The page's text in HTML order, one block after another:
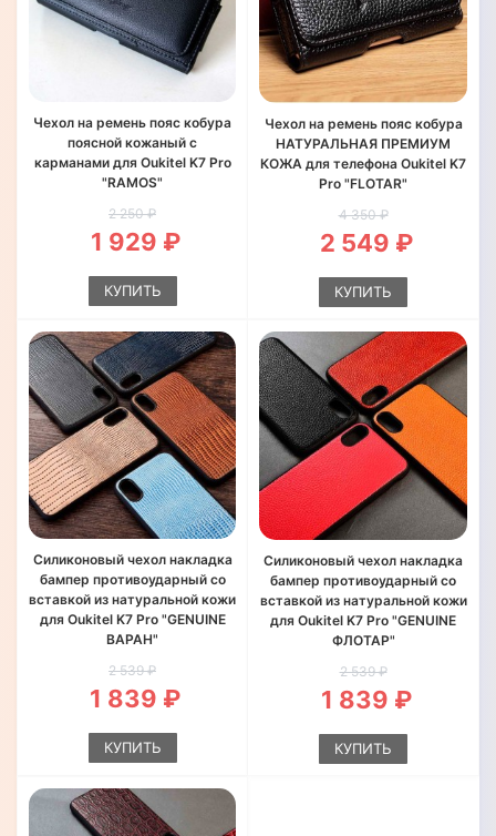
Чехол на ремень пояс кобура
поясной кожаный c
карманами для Oukitel K7 Pro
"RAMOS"
2 250 ₽
1 929 ₽
КУПИТЬ
Чехол на ремень пояс кобура
НАТУРАЛЬНАЯ ПРЕМИУМ
КОЖА для телефона Oukitel K7
Pro "FLOTAR"
4 350 ₽
2 549 ₽
КУПИТЬ
Силиконовый чехол накладка
бампер противоударный со
вставкой из натуральной кожи
для Oukitel K7 Pro "GENUINE
ВАРАН"
2 539 ₽
1 839 ₽
КУПИТЬ
Силиконовый чехол накладка
бампер противоударный со
вставкой из натуральной кожи
для Oukitel K7 Pro "GENUINE
ФЛОТАР"
2 539 ₽
1 839 ₽
КУПИТЬ